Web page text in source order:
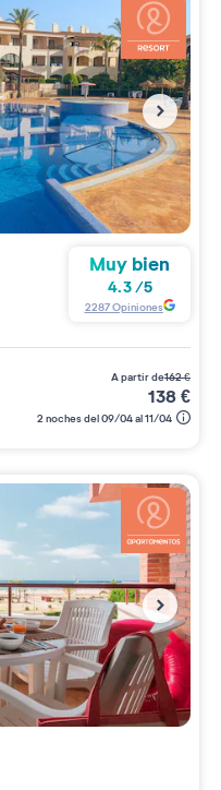
Muy bien
4.3/5
2287Opiniones
a partir de162€
138€
2 noches del 09/04 al 11/04